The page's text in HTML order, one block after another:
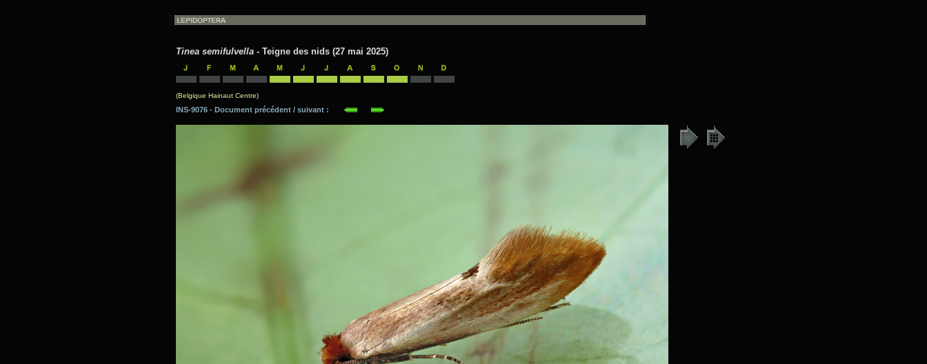
Tinea semifulvella - Teigne des nids (27 mai 2025)
(Belgique Hainaut Centre)
INS-9076 - Document précédent / suivant :